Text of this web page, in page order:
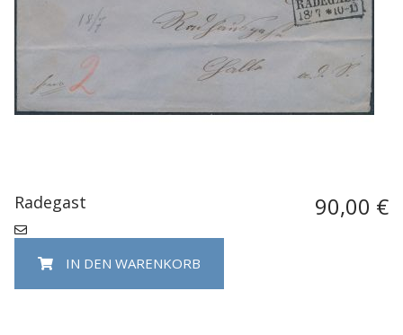
Radegast 90,00 €
IN DEN WARENKORB